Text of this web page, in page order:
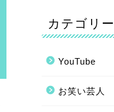
カテゴリー
YouTube
お笑い芸人